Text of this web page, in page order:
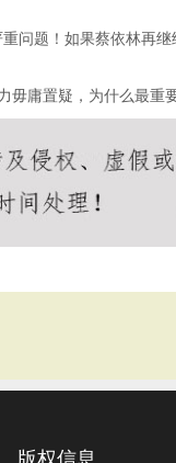
问题！如果蔡依林再
庸置疑，为什么最重
版权信息